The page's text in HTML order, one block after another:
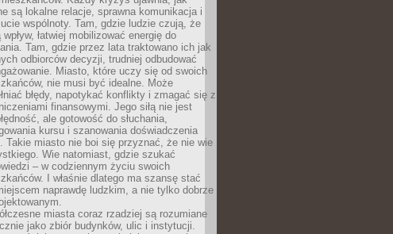
są lokalne relacje, sprawna komunikacja i
wspólnoty. Tam, gdzie ludzie czują, że
wpływ, łatwiej mobilizować energię do
Tam, gdzie przez lata traktowano ich jak
odbiorców decyzji, trudniej odbudować
Miasto, które uczy się od swoich
nie musi być idealne. Może
błędy, napotykać konflikty i zmagać się z
finansowymi. Jego siłą nie jest
ale gotowość do słuchania,
kursu i szanowania doświadczenia
Takie miasto nie boi się przyznać, że nie wie
Wie natomiast, gdzie szukać
– w codziennym życiu swoich
I właśnie dlatego ma szansę stać
naprawdę ludzkim, a nie tylko dobrze
miasta coraz rzadziej są rozumiane
jako zbiór budynków, ulic i instytucji.